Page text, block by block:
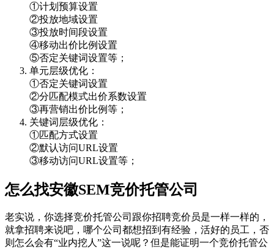
①计划预算设置
②投放地域设置
③投放时间段设置
④移动出价比例设置
⑤否定关键词设置等；
单元层级优化：
①否定关键词设置
②分匹配模式出价系数设置
③再营销出价比例等；
关键词层级优化：
①匹配方式设置
②默认访问URL设置
③移动访问URL设置等；
怎么找安徽SEM竞价托管公司
老实说，你选择竞价托管公司跟你招聘竞价员是一样一样的，
就拿招聘来说吧，哪个公司都想招到有经验，活好的员工，否
则怎么会有“业内挖人”这一说呢？但是能证明一个竞价托管公